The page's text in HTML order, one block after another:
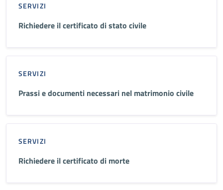
SERVIZI
Richiedere il certificato di stato civile
SERVIZI
Prassi e documenti necessari nel matrimonio civile
SERVIZI
Richiedere il certificato di morte